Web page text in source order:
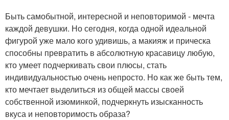
Быть самобытной, интересной и неповторимой - мечта
каждой девушки. Но сегодня, когда одной идеальной
фигурой уже мало кого удивишь, а макияж и прическа
способны превратить в абсолютную красавицу любую,
кто умеет подчеркивать свои плюсы, стать
индивидуальностью очень непросто. Но как же быть тем,
кто мечтает выделиться из общей массы своей
собственной изюминкой, подчеркнуть изысканность
вкуса и неповторимость образа?